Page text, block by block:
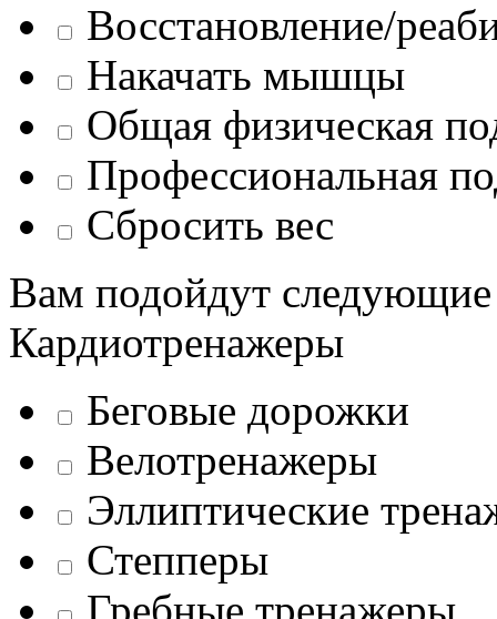
Восстановление/
Накачать мышцы
Общая физическая
Профессиональная
Сбросить вес
Вам подойдут
Кардиотренажеры
Беговые дорожки
Велотренажеры
Эллиптические
Степперы